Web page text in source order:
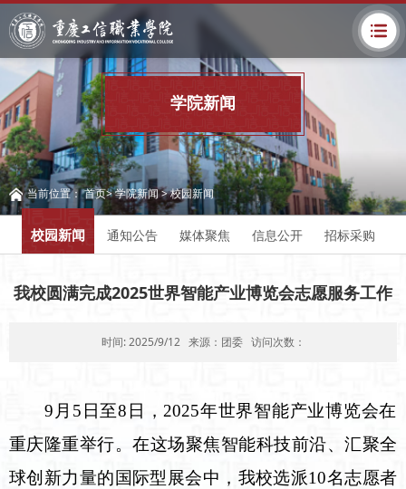
学院新闻
当前位置：首页>学院新闻>校园新闻
校园新闻 通知公告 媒体聚焦 信息公开 招标采购
我校圆满完成2025世界智能产业博览会志愿服务工作
时间: 2025/9/12 来源：团委 访问次数：
9月5日至8日，2025年世界智能产业博览会在
重庆隆重举行。在这场聚焦智能科技前沿、汇聚全
球创新力量的国际型展会中，我校选派10名志愿者